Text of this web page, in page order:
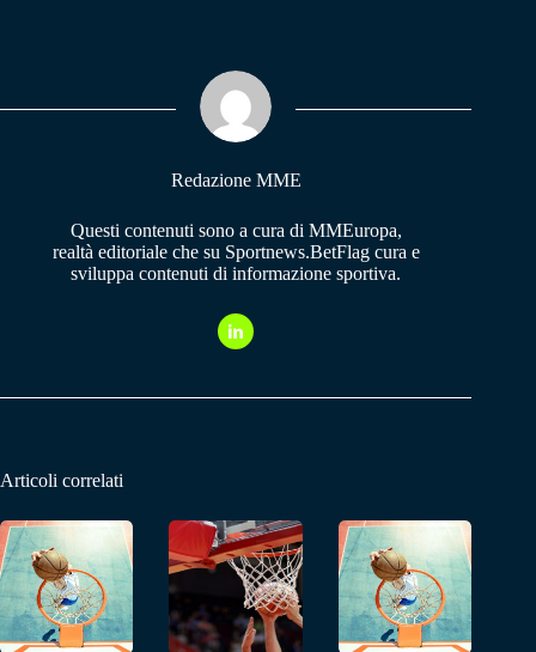
pp m
Redazione MME
Questi contenuti sono a cura di MMEuropa,
realtà editoriale che su Sportnews.BetFlag cura e
sviluppa contenuti di informazione sportiva.
Articoli correlati